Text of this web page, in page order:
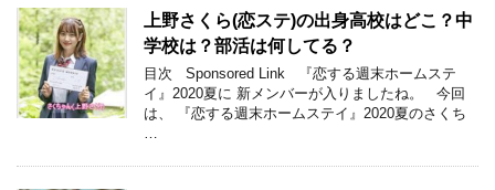
上野さくら(恋ステ)の出身高校はどこ？中
学校は？部活は何してる？
目次 Sponsored Link 『恋する週末ホームステ
イ』2020夏に 新メンバーが入りましたね。 今回
は、 『恋する週末ホームステイ』2020夏のさくち
…